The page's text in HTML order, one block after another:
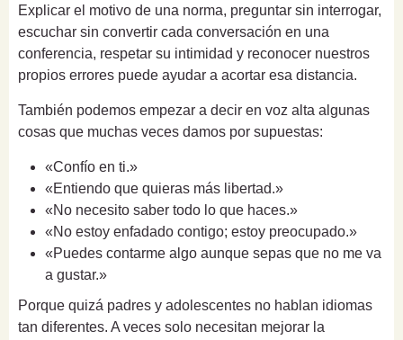
Explicar el motivo de una norma, preguntar sin interrogar,
escuchar sin convertir cada conversación en una
conferencia, respetar su intimidad y reconocer nuestros
propios errores puede ayudar a acortar esa distancia.
También podemos empezar a decir en voz alta algunas
cosas que muchas veces damos por supuestas:
«Confío en ti.»
«Entiendo que quieras más libertad.»
«No necesito saber todo lo que haces.»
«No estoy enfadado contigo; estoy preocupado.»
«Puedes contarme algo aunque sepas que no me va
a gustar.»
Porque quizá padres y adolescentes no hablan idiomas
tan diferentes. A veces solo necesitan mejorar la